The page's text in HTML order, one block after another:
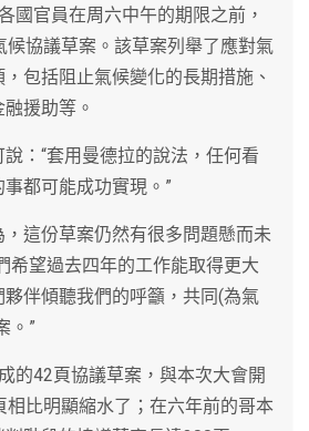
國官員在周六中午的期限之前，
候協議草案。該草案列舉了應對氣
包括阻止氣候變化的長期措施、
援助等。
：“套用曼德拉的說法，任何看
都可能成功實現。”
這份草案仍然有很多問題懸而未
希望過去四年的工作能取得更大
伴傾聽我們的呼籲，共同(為氣
。”
的42頁協議草案，與本次大會開
相比明顯縮水了；在六年前的哥本